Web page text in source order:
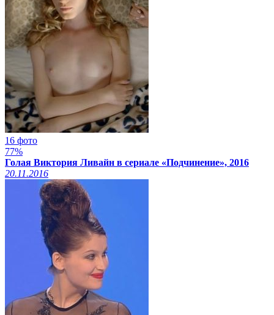
16 фото
77%
Голая Виктория Ливайн в сериале «Подчинение», 2016
20.11.2016